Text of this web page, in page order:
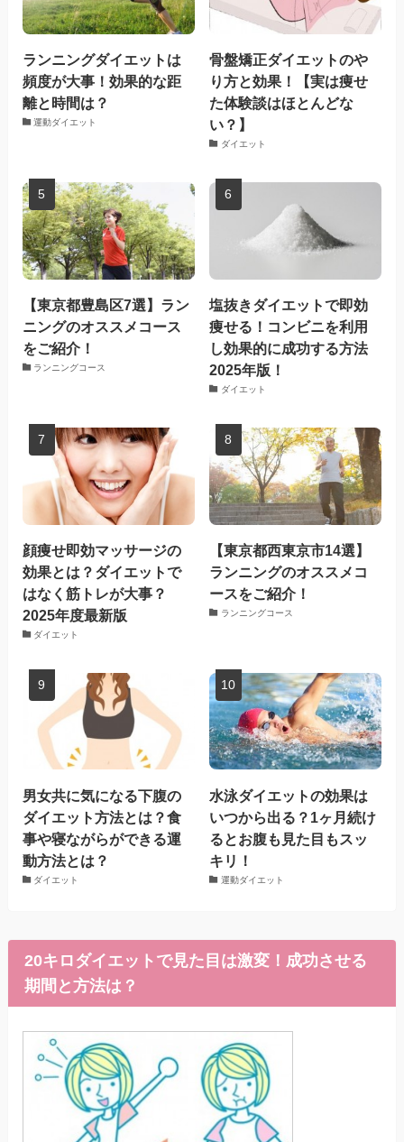
ランニングダイエットは
頻度が大事！効果的な距
離と時間は？
運動ダイエット
骨盤矯正ダイエットのや
り方と効果！【実は痩せ
た体験談はほとんどな
い？】
ダイエット
【東京都豊島区7選】ラン
ニングのオススメコース
をご紹介！
ランニングコース
塩抜きダイエットで即効
痩せる！コンビニを利用
し効果的に成功する方法
2025年版！
ダイエット
顔痩せ即効マッサージの
効果とは？ダイエットで
はなく筋トレが大事？
2025年度最新版
ダイエット
【東京都西東京市14選】
ランニングのオススメコ
ースをご紹介！
ランニングコース
男女共に気になる下腹の
ダイエット方法とは？食
事や寝ながらができる運
動方法とは？
ダイエット
水泳ダイエットの効果は
いつから出る？1ヶ月続け
るとお腹も見た目もスッ
キリ！
運動ダイエット
20キロダイエットで見た目は激変！成功させる
期間と方法は？